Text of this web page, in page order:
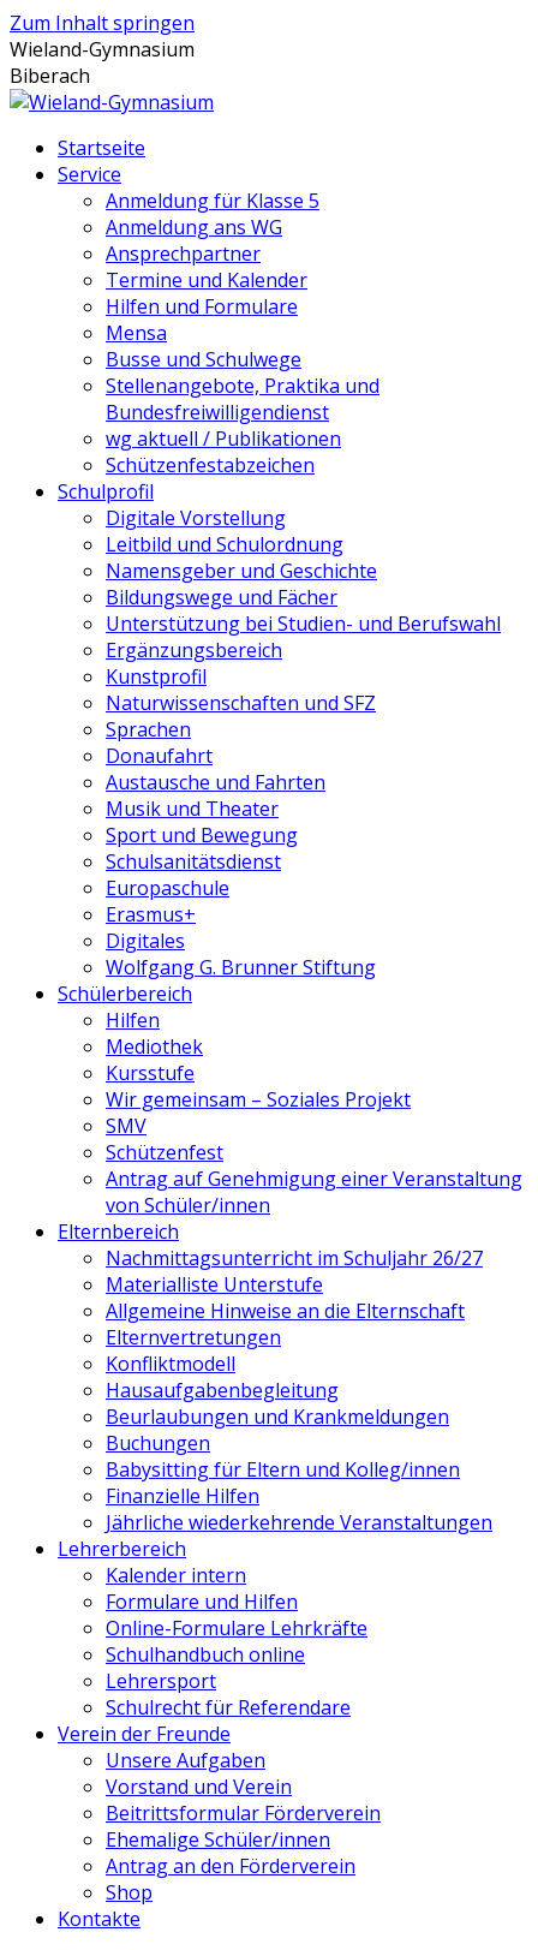
Zum Inhalt springen
Wieland-Gymnasium
Biberach
Startseite
Service
Anmeldung für Klasse 5
Anmeldung ans WG
Ansprechpartner
Termine und Kalender
Hilfen und Formulare
Mensa
Busse und Schulwege
Stellenangebote, Praktika und
Bundesfreiwilligendienst
wg aktuell / Publikationen
Schützenfestabzeichen
Schulprofil
Digitale Vorstellung
Leitbild und Schulordnung
Namensgeber und Geschichte
Bildungswege und Fächer
Unterstützung bei Studien- und Berufswahl
Ergänzungsbereich
Kunstprofil
Naturwissenschaften und SFZ
Sprachen
Donaufahrt
Austausche und Fahrten
Musik und Theater
Sport und Bewegung
Schulsanitätsdienst
Europaschule
Erasmus+
Digitales
Wolfgang G. Brunner Stiftung
Schülerbereich
Hilfen
Mediothek
Kursstufe
Wir gemeinsam – Soziales Projekt
SMV
Schützenfest
Antrag auf Genehmigung einer Veranstaltung
von Schüler/innen
Elternbereich
Nachmittagsunterricht im Schuljahr 26/27
Materialliste Unterstufe
Allgemeine Hinweise an die Elternschaft
Elternvertretungen
Konfliktmodell
Hausaufgabenbegleitung
Beurlaubungen und Krankmeldungen
Buchungen
Babysitting für Eltern und Kolleg/innen
Finanzielle Hilfen
Jährliche wiederkehrende Veranstaltungen
Lehrerbereich
Kalender intern
Formulare und Hilfen
Online-Formulare Lehrkräfte
Schulhandbuch online
Lehrersport
Schulrecht für Referendare
Verein der Freunde
Unsere Aufgaben
Vorstand und Verein
Beitrittsformular Förderverein
Ehemalige Schüler/innen
Antrag an den Förderverein
Shop
Kontakte